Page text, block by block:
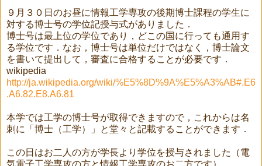
９月３０日のお昼に情報工学専攻の後期博士課程の学生に
対する博士号の学位記授与式がありました．
博士号は最上位の学位であり，どこの国に行っても通用す
る学位です．なお，博士号は単位だけではなく，博士論文
を書いて提出して，審査に合格することが必要です．
wikipedia
http://ja.wikipedia.org/wiki/%E5%8D%9A%E5%A3%AB#.E6
.A6.82.E8.A6.81
本学では工学の博士号が取得できますので，これからは名
刺に「博士（工学）」と堂々と記載することができます．
この日はお二人の方が学長より学位を授与されました（電
気電子工学専攻の方と情報工学専攻のお二方です）．